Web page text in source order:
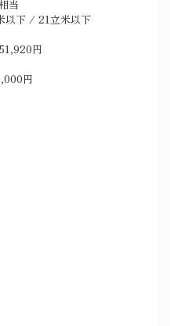
当
以下 / 21立米以下
円
円